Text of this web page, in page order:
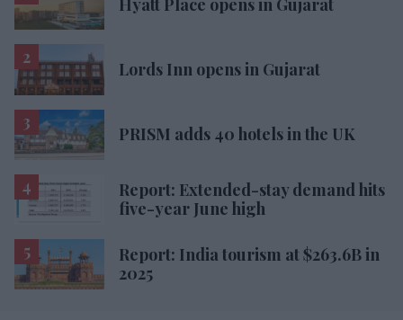
five-year June high
2025